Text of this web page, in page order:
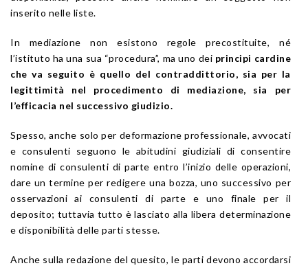
inserito nelle liste.
In mediazione non esistono regole precostituite, né
l’istituto ha una sua “procedura”, ma uno dei principi cardine
che va seguito è quello del contraddittorio, sia per la
legittimità nel procedimento di mediazione, sia per
l’efficacia nel successivo giudizio.
Spesso, anche solo per deformazione professionale, avvocati
e consulenti seguono le abitudini giudiziali di consentire
nomine di consulenti di parte entro l’inizio delle operazioni,
dare un termine per redigere una bozza, uno successivo per
osservazioni ai consulenti di parte e uno finale per il
deposito; tuttavia tutto è lasciato alla libera determinazione
e disponibilità delle parti stesse.
Anche sulla redazione del quesito, le parti devono accordarsi